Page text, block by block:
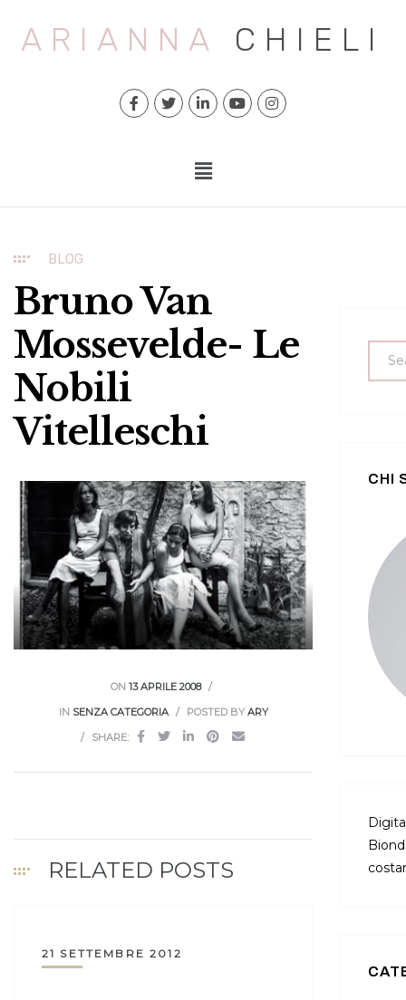
ARIANNA CHIELI
BLOG
Bruno Van
Mossevelde- Le
Nobili
Vitelleschi
ON 13 APRILE 2008
IN SENZA CATEGORIA POSTED BY ARY
SHARE:
RELATED POSTS
21 SETTEMBRE 2012
CHI